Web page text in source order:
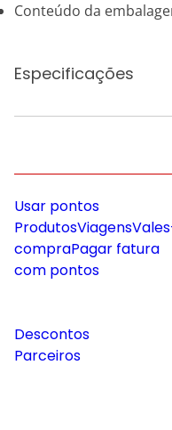
Conteúdo da
Especificações
Usar pontos
ProdutosViagens
compraPagar fatura
com pontos
Descontos
Parceiros